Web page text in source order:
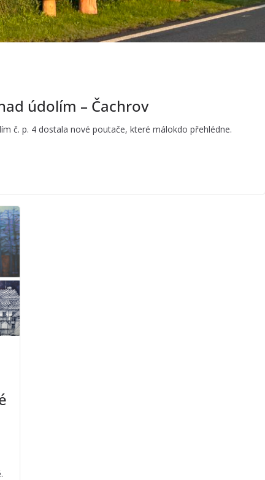
údolím – Čachrov
č. p. 4 dostala nové poutače, které málokdo přehlédne.